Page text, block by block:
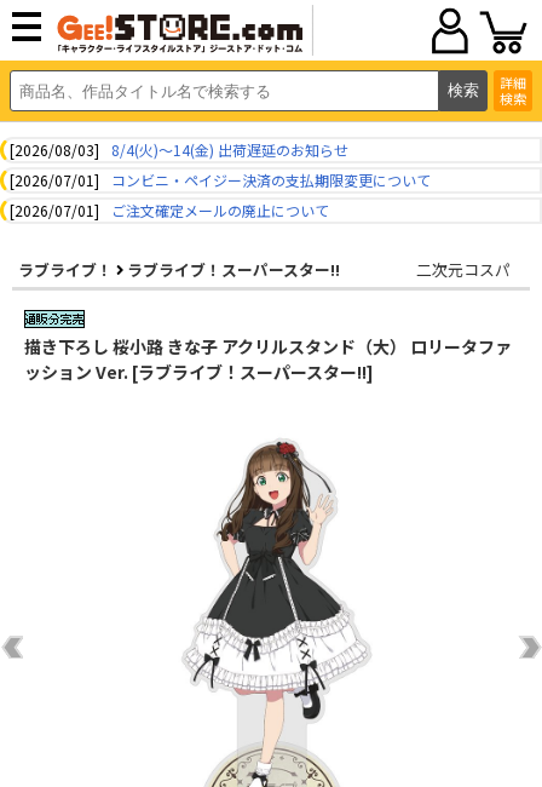
詳細
検索
[2026/08/03]
8/4(火)～14(金) 出荷遅延のお知らせ
[2026/07/01]
コンビニ・ペイジー決済の支払期限変更について
[2026/07/01]
ご注文確定メールの廃止について
ラブライブ！ ラブライブ！スーパースター!! 二次元コスパ
描き下ろし 桜小路 きな子 アクリルスタンド（大） ロリータファ
ッション Ver. [ラブライブ！スーパースター!!]